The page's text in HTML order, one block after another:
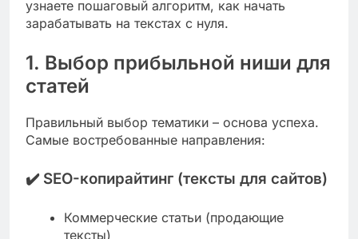
узнаете пошаговый алгоритм, как начать
зарабатывать на текстах с нуля.
1. Выбор прибыльной ниши для
статей
Правильный выбор тематики – основа успеха.
Самые востребованные направления:
✔️ SEO-копирайтинг (тексты для сайтов)
Коммерческие статьи (продающие
тексты)